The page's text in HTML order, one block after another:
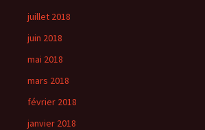
juillet 2018
juin 2018
mai 2018
mars 2018
février 2018
janvier 2018